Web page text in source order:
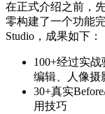
在正式介绍之前，
零构建了一个功能
Studio，成果如下：
100+经过实
编辑、人像摄
30+真实
用技巧